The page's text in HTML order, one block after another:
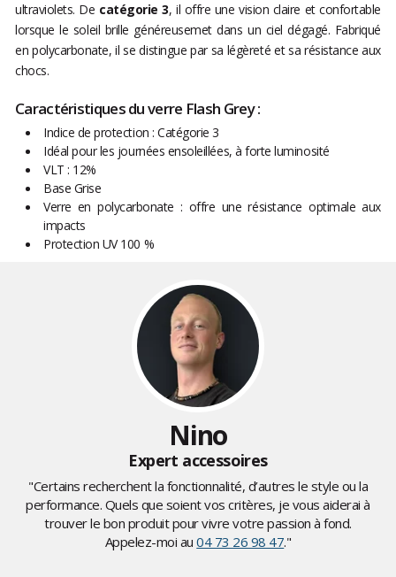
ultraviolets. De catégorie 3, il offre une vision claire et confortable
lorsque le soleil brille généreusemet dans un ciel dégagé. Fabriqué
en polycarbonate, il se distingue par sa légèreté et sa résistance aux
chocs.
Caractéristiques du verre Flash Grey :
Indice de protection : Catégorie 3
Idéal pour les journées ensoleillées, à forte luminosité
VLT : 12%
Base Grise
Verre en polycarbonate : offre une résistance optimale aux
impacts
Protection UV 100 %
Nino
Expert accessoires
"Certains recherchent la fonctionnalité, d’autres le style ou la
performance. Quels que soient vos critères, je vous aiderai à
trouver le bon produit pour vivre votre passion à fond.
Appelez-moi au04 73 26 98 47."